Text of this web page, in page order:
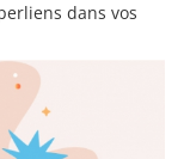
dans vos